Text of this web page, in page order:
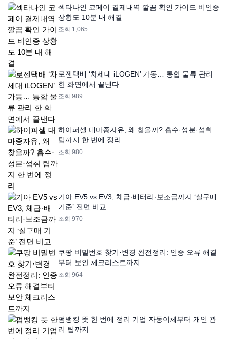
섹타나인 코페이 결제내역 깔끔 확인 가이드 비인증
상황도 10분 내 해결
조회 1,065
로젠택배 ‘차세대 iLOGEN’ 가동… 통합 물류 관리
한 화면에서 끝낸다
조회 989
하이퍼셀 대마종자유, 왜 찾을까? 흡수·성분·섭취
팁까지 한 번에 정리
조회 980
기아 EV5 vs EV3, 체급·배터리·보조금까지 ‘실구매
기준’ 전면 비교
조회 970
쿠팡 비밀번호 찾기·변경 완전정리: 인증 오류 해결
부터 보안 체크리스트까지
조회 964
펌뱅킹 뜻 한 번에 정리 기업 자동이체부터 개인 관
리 팁까지